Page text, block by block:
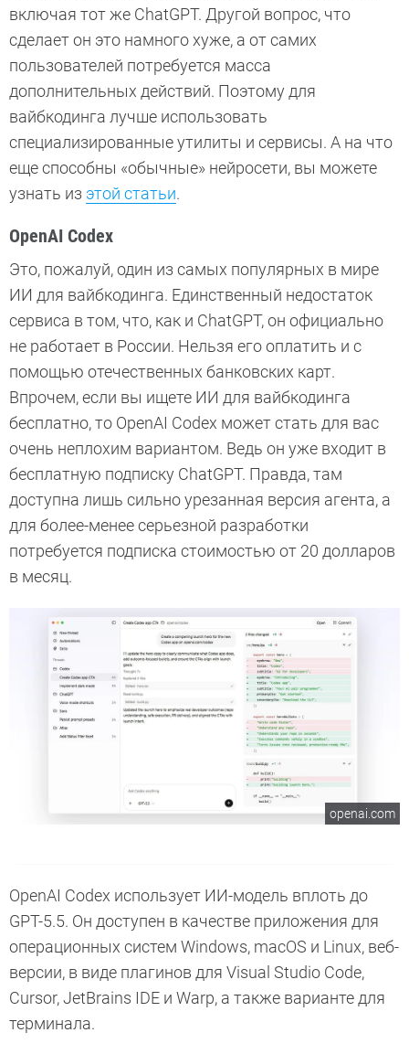
включая тот же ChatGPT. Другой вопрос, что
сделает он это намного хуже, а от самих
пользователей потребуется масса
дополнительных действий. Поэтому для
вайбкодинга лучше использовать
специализированные утилиты и сервисы. А на что
еще способны «обычные» нейросети, вы можете
узнать из этой статьи.
OpenAI Codex
Это, пожалуй, один из самых популярных в мире
ИИ для вайбкодинга. Единственный недостаток
сервиса в том, что, как и ChatGPT, он официально
не работает в России. Нельзя его оплатить и с
помощью отечественных банковских карт.
Впрочем, если вы ищете ИИ для вайбкодинга
бесплатно, то OpenAI Codex может стать для вас
очень неплохим вариантом. Ведь он уже входит в
бесплатную подписку ChatGPT. Правда, там
доступна лишь сильно урезанная версия агента, а
для более-менее серьезной разработки
потребуется подписка стоимостью от 20 долларов
в месяц.
openai.com
OpenAI Codex использует ИИ-модель вплоть до
GPT-5.5. Он доступен в качестве приложения для
операционных систем Windows, macOS и Linux, веб-
версии, в виде плагинов для Visual Studio Code,
Cursor, JetBrains IDE и Warp, а также варианте для
терминала.